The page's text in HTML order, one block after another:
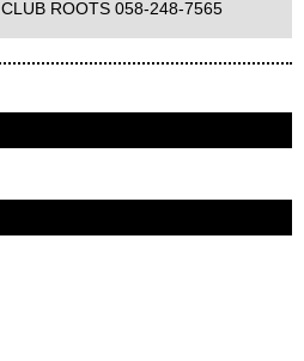
CLUB ROOTS 058-248-7565